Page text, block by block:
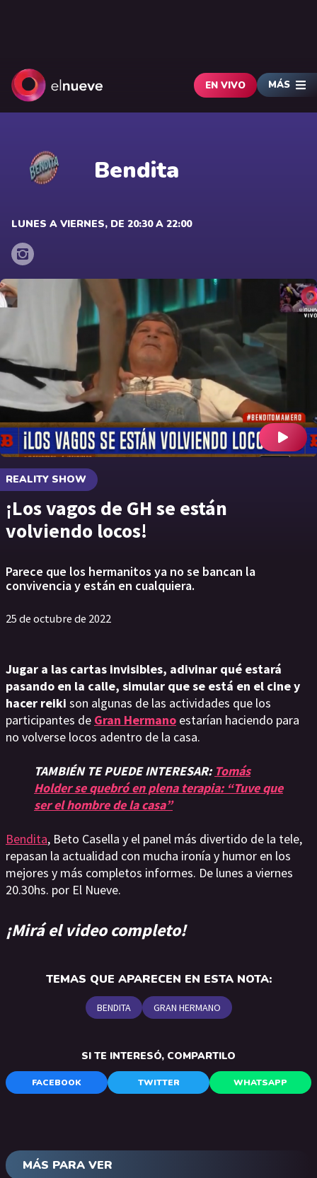
EN VIVO MÁS
Bendita
LUNES A VIERNES, DE 20:30 A 22:00
REALITY SHOW
¡Los vagos de GH se están
volviendo locos!
Parece que los hermanitos ya no se bancan la
convivencia y están en cualquiera.
25 de octubre de 2022
Jugar a las cartas invisibles, adivinar qué estará
pasando en la calle, simular que se está en el cine y
hacer reiki son algunas de las actividades que los
participantes de Gran Hermano estarían haciendo para
no volverse locos adentro de la casa.
TAMBIÉN TE PUEDE INTERESAR: Tomás
Holder se quebró en plena terapia: “Tuve que
ser el hombre de la casa”
Bendita, Beto Casella y el panel más divertido de la tele,
repasan la actualidad con mucha ironía y humor en los
mejores y más completos informes. De lunes a viernes
20.30hs. por El Nueve.
¡Mirá el video completo!
TEMAS QUE APARECEN EN ESTA NOTA:
BENDITA GRAN HERMANO
SI TE INTERESÓ, COMPARTILO
FACEBOOK TWITTER WHATSAPP
MÁS PARA VER